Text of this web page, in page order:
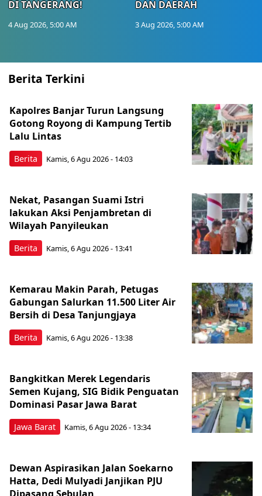
DI TANGERANG!
4 Aug 2026, 5:00 AM
DAN DAERAH
3 Aug 2026, 5:00 AM
Berita Terkini
Berita
Kapolres Banjar Turun Langsung
Gotong Royong di Kampung Tertib
Lalu Lintas
Kamis, 6 Agu 2026 - 14:03
Berita
Nekat, Pasangan Suami Istri
lakukan Aksi Penjambretan di
Wilayah Panyileukan
Kamis, 6 Agu 2026 - 13:41
Berita
Kemarau Makin Parah, Petugas
Gabungan Salurkan 11.500 Liter Air
Bersih di Desa Tanjungjaya
Kamis, 6 Agu 2026 - 13:38
Jawa Barat
Bangkitkan Merek Legendaris
Semen Kujang, SIG Bidik Penguatan
Dominasi Pasar Jawa Barat
Kamis, 6 Agu 2026 - 13:34
Dewan Aspirasikan Jalan Soekarno
Hatta, Dedi Mulyadi Janjikan PJU